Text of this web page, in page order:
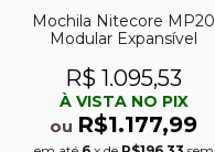
Mochila Nitecore MP20
Modular Expansível
R$ 1.095,53
À VISTA NO PIX
ou R$1.177,99